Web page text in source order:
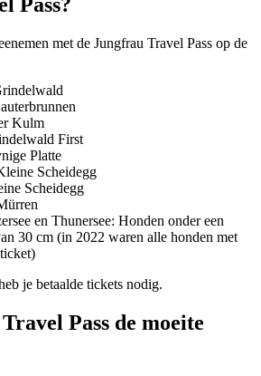
met de Jungfrau Travel Pass op de
Kulm
First
Platte
Scheidegg
Scheidegg
en Thunersee: Honden onder een
30 cm (in 2022 waren alle honden met
je betaalde tickets nodig.
Pass de moeite